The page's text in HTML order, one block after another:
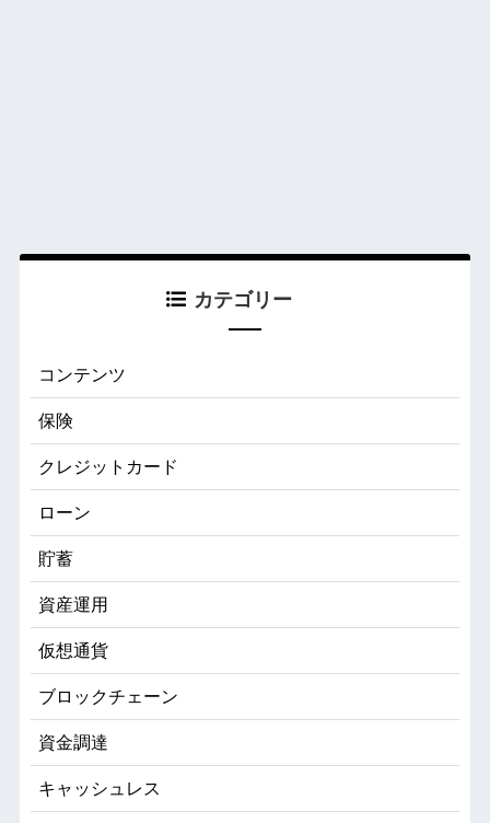
カテゴリー
コンテンツ
保険
クレジットカード
ローン
貯蓄
資産運用
仮想通貨
ブロックチェーン
資金調達
キャッシュレス